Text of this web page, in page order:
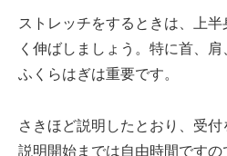
ストレッチをするときは、上
く伸ばしましょう。特に首、肩
ふくらはぎは重要です。
さきほど説明したとおり、受
説明開始までは自由時間です